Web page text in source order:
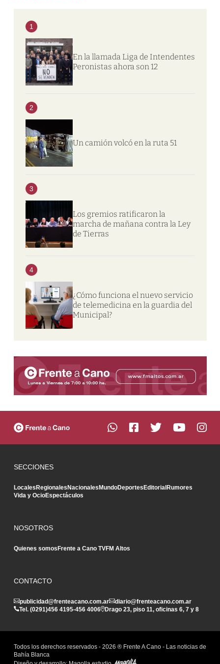
1
En la llamada Liga de Intendentes
Peronistas ahora son 12
2
Un camión volcó en la ruta 51
3
Los gremios ratificaron la
marcha de mañana contra la Ley
de Tierras
4
¿Cómo funciona el nuevo servicio
de telemedicina en la guardia del
Municipal?
SECCIONES
LocalesRegionalesNacionalesMundoDeportesEditorialRumores
Vida y OcioEspectáculos
NOSOTROS
Quienes somosFrente a Cano TVFM Altos
CONTACTO
publicidad@frenteacano.com.ar
diario@frenteacano.com.ar
Tel. (0291)456 4195-456 4006 Drago 23, piso 11, oficinas 6, 7 y 8
Todos los derechos reservados - 2026 ® Frente A Cano - Las noticias de
Bahía Blanca